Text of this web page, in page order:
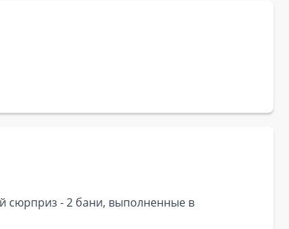
сюрприз - 2 бани, выполненные в